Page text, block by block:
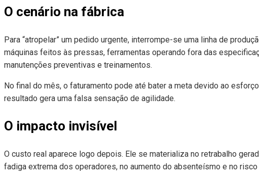
O cenário na fábrica
Para “atropelar” um pedido urgente, interrompe-se uma linha de
máquinas feitos às pressas, ferramentas operando fora das
manutenções preventivas e treinamentos.
No final do mês, o faturamento pode até bater a meta devido ao
resultado gera uma falsa sensação de agilidade.
O impacto invisível
O custo real aparece logo depois. Ele se materializa no retrabalho
fadiga extrema dos operadores, no aumento do absenteísmo e no